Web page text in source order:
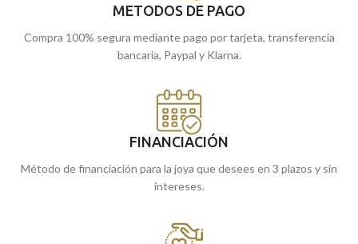
METODOS DE PAGO
Compra 100% segura mediante pago por tarjeta, transferencia
bancaria, Paypal y Klarna.
FINANCIACIÓN
Método de financiación para la joya que desees en 3 plazos y sin
intereses.